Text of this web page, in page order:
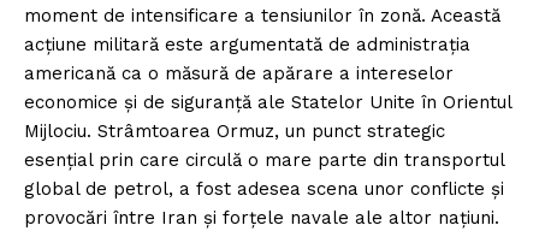
moment de intensificare a tensiunilor în zonă. Această
acțiune militară este argumentată de administrația
americană ca o măsură de apărare a intereselor
economice și de siguranță ale Statelor Unite în Orientul
Mijlociu. Strâmtoarea Ormuz, un punct strategic
esențial prin care circulă o mare parte din transportul
global de petrol, a fost adesea scena unor conflicte și
provocări între Iran și forțele navale ale altor națiuni.